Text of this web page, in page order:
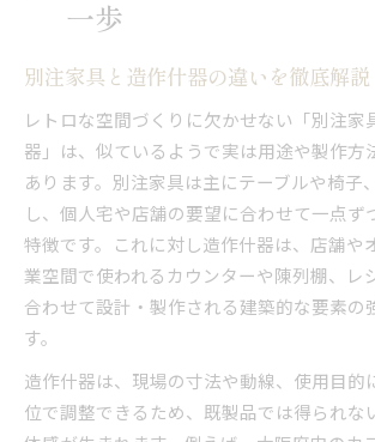
一歩
別注家具と造作什器の違いを徹底解説
レトロな空間づくりに欠かせない「別注家
器」は、似ているようで実は用途や製作方
あります。別注家具は主にテーブルや椅子
し、個人宅や店舗の要望に合わせて一点ず
特徴です。これに対し造作什器は、店舗や
業空間で使われるカウンターや陳列棚、レ
合わせて設計・製作される建築的な要素の
す。
造作什器は、現場の寸法や動線、使用目的
位で調整できるため、既製品では得られな